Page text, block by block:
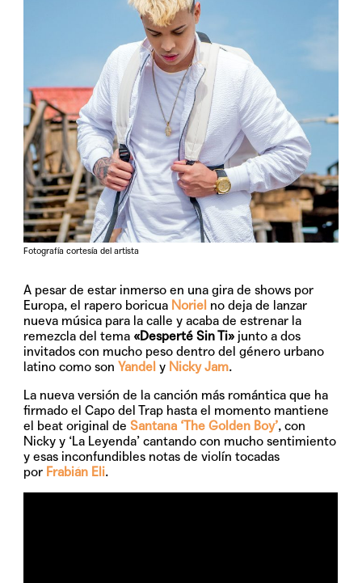
Fotografía cortesía del artista
A pesar de estar inmerso en una gira de shows por
Europa, el rapero boricua Noriel no deja de lanzar
nueva música para la calle y acaba de estrenar la
remezcla del tema «Desperté Sin Ti» junto a dos
invitados con mucho peso dentro del género urbano
latino como sonYandel y Nicky Jam.
La nueva versión de la canción más romántica que ha
firmado el Capo del Trap hasta el momento mantiene
el beat original deSantana ‘The Golden Boy’, con
Nicky y ‘La Leyenda’ cantando con mucho sentimiento
y esas inconfundibles notas de violín tocadas
por Frabián Eli.